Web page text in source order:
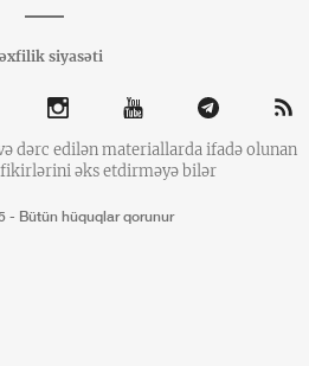
siyasəti
dərc edilən materiallarda ifadə olunan
əks etdirməyə bilər
- Bütün hüquqlar qorunur